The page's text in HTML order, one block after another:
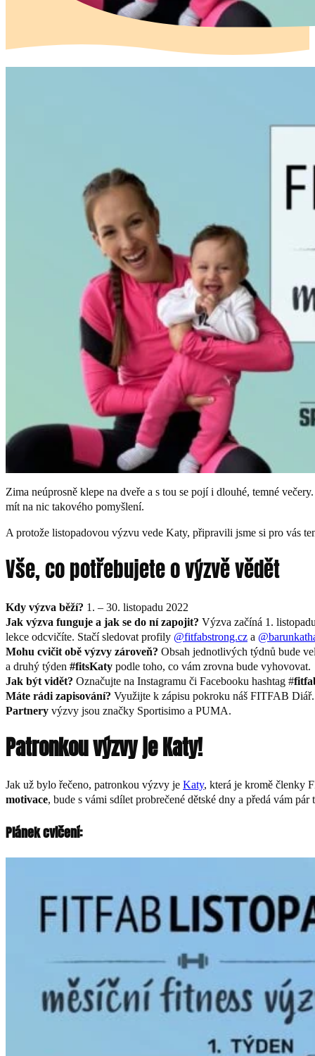
Zima neúprosně klepe na dveře a s tou se pojí i dlouhé, temné
mít na nic takového pomyšlení.
A protože listopadovou výzvu vede Katy, připravili jsme si pro vás
Vše, co potřebujete o výzvě vědět
Kdy výzva běží? 1. – 30. listopadu 2022
Jak výzva funguje a jak se do ní zapojit? Výzva začíná 1.
lekce odcvičíte. Stačí sledovat profily @fitfabstrong.cz a
Mohu cvičit obě výzvy zároveň? Obsah jednotlivých týdnů bude
a druhý týden #fitsKaty podle toho, co vám zrovna bude vyhovovat.
Jak být vidět? Označujte na Instagramu či Facebooku hashtag #
Máte rádi zapisování? Využijte k zápisu pokroku náš FITFAB
Partnery výzvy jsou značky Sportisimo a PUMA.
Patronkou výzvy je Katy!
Jak už bylo řečeno, patronkou výzvy je Katy, která je kromě členky
motivace, bude s vámi sdílet probrečené dětské dny a předá vám
Plánek cvičení: